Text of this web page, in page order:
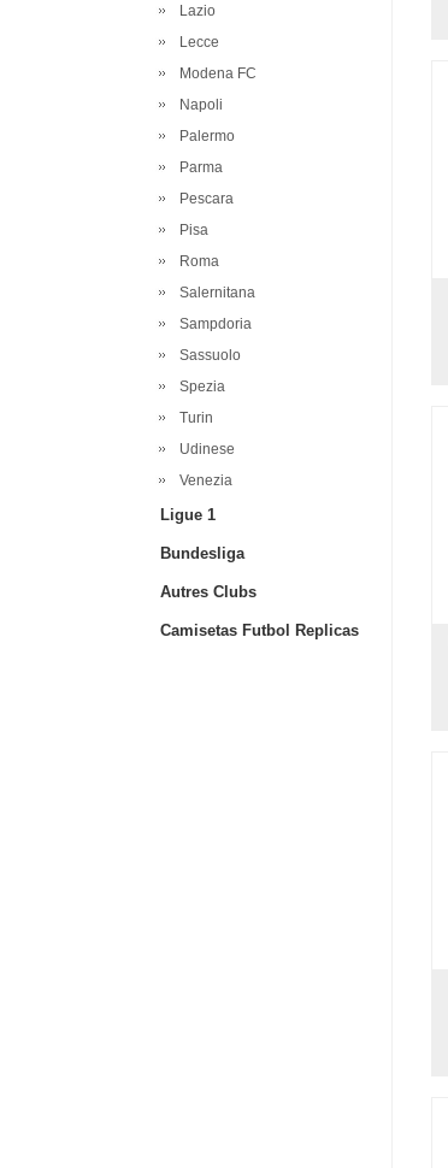
Lazio
Lecce
Modena FC
Napoli
Palermo
Parma
Pescara
Pisa
Roma
Salernitana
Sampdoria
Sassuolo
Spezia
Turin
Udinese
Venezia
Ligue 1
Bundesliga
Autres Clubs
Camisetas Futbol Replicas